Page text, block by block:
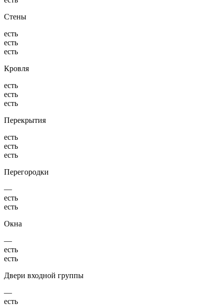
Стены
есть
есть
есть
Кровля
есть
есть
есть
Перекрытия
есть
есть
есть
Перегородки
—
есть
есть
Окна
—
есть
есть
Двери входной группы
—
есть